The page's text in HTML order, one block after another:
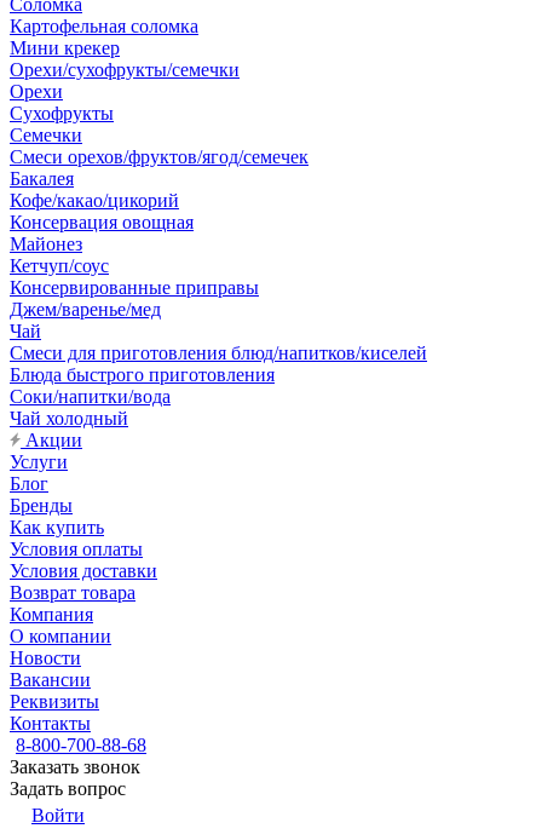
Соломка
Картофельная соломка
Мини крекер
Орехи/сухофрукты/семечки
Орехи
Сухофрукты
Семечки
Смеси орехов/фруктов/ягод/семечек
Бакалея
Кофе/какао/цикорий
Консервация овощная
Майонез
Кетчуп/соус
Консервированные приправы
Джем/варенье/мед
Чай
Смеси для приготовления блюд/напитков/киселей
Блюда быстрого приготовления
Соки/напитки/вода
Чай холодный
Акции
Услуги
Блог
Бренды
Как купить
Условия оплаты
Условия доставки
Возврат товара
Компания
О компании
Новости
Вакансии
Реквизиты
Контакты
8-800-700-88-68
Заказать звонок
Задать вопрос
Войти